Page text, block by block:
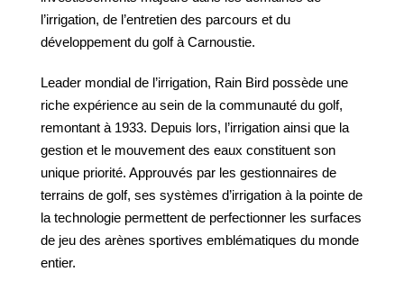
l’irrigation, de l’entretien des parcours et du
développement du golf à Carnoustie.
Leader mondial de l’irrigation, Rain Bird possède une
riche expérience au sein de la communauté du golf,
remontant à 1933. Depuis lors, l’irrigation ainsi que la
gestion et le mouvement des eaux constituent son
unique priorité. Approuvés par les gestionnaires de
terrains de golf, ses systèmes d’irrigation à la pointe de
la technologie permettent de perfectionner les surfaces
de jeu des arènes sportives emblématiques du monde
entier.